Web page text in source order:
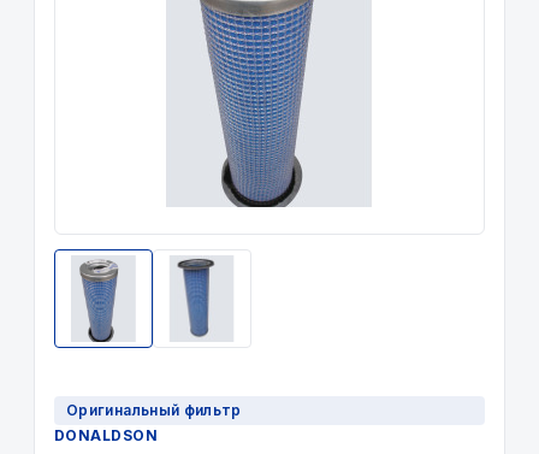
Оригинальный фильтр
DONALDSON